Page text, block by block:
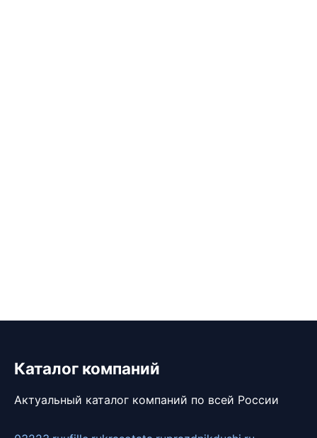
Каталог компаний
Актуальный каталог компаний по всей России